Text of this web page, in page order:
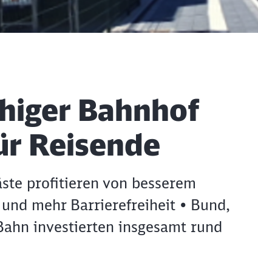
Bahnhof
Reisende
profitieren von besserem
mehr Barrierefreiheit • Bund,
investierten insgesamt rund